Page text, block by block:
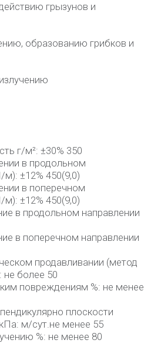
грызунов и
образованию грибков и
г/м²: ±30% 350
в продольном
±12% 450(9,0)
в поперечном
±12% 450(9,0)
в продольном направлении
в поперечном направлении
продавливании (метод
более 50
повреждениям %: не менее
плоскости
м/сут.не менее 55
%: не менее 80